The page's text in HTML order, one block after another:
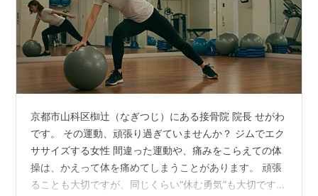
京都市山科区椥辻（なぎつじ）にある接骨院 院長 せがわ
です。 その運動、頑張り過ぎていませんか？ ジムでエク
ササイズする女性 間違った運動や、痛みをこらえての体
操は、かえって体を痛めてしまうことがあります。 頑張
ることも大切ですが、同じくらい“休む勇気”も大切です。